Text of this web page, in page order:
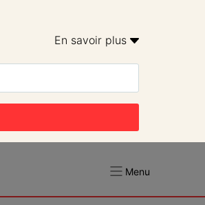
En savoir plus
Menu